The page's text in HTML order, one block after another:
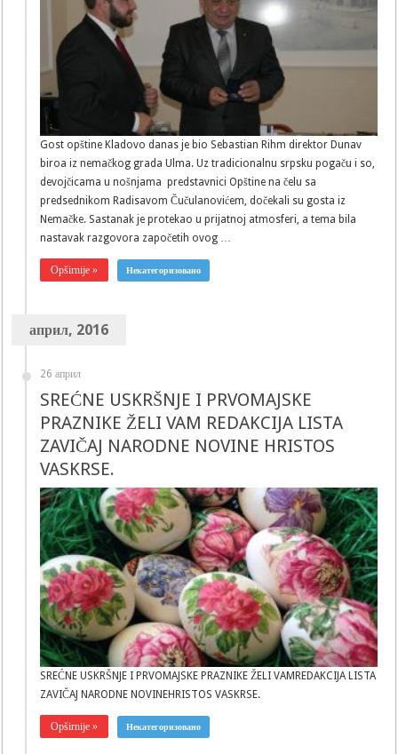
Gost opštine Kladovo danas je bio Sebastian Rihm direktor Dunav
biroa iz nemačkog grada Ulma. Uz tradicionalnu srpsku pogaču i so,
devojčicama u nošnjama predstavnici Opštine na čelu sa
predsednikom Radisavom Čučulanovićem, dočekali su gosta iz
Nemačke. Sastanak je protekao u prijatnoj atmosferi, a tema bila
nastavak razgovora započetih ovog …
Opširnije » Некатегоризовано
април, 2016
26 април
SREĆNE USKRŠNJE I PRVOMAJSKE
PRAZNIKE ŽELI VAM REDAKCIJA LISTA
ZAVIČAJ NARODNE NOVINE HRISTOS
VASKRSE.
SREĆNE USKRŠNJE I PRVOMAJSKE PRAZNIKE ŽELI VAMREDAKCIJA LISTA
ZAVIČAJ NARODNE NOVINEHRISTOS VASKRSE.
Opširnije » Некатегоризовано